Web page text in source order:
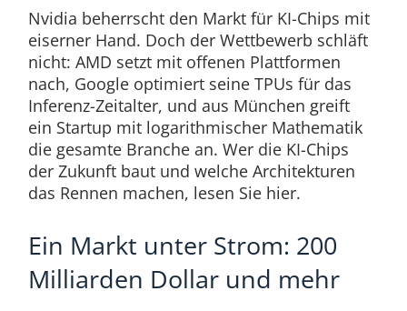
Nvidia beherrscht den Markt für KI-Chips mit
eiserner Hand. Doch der Wettbewerb schläft
nicht: AMD setzt mit offenen Plattformen
nach, Google optimiert seine TPUs für das
Inferenz-Zeitalter, und aus München greift
ein Startup mit logarithmischer Mathematik
die gesamte Branche an. Wer die KI-Chips
der Zukunft baut und welche Architekturen
das Rennen machen, lesen Sie hier.
Ein Markt unter Strom: 200
Milliarden Dollar und mehr